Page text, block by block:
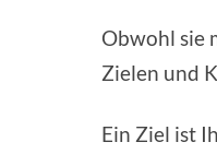
Obwohl sie
Zielen und
Ein Ziel ist